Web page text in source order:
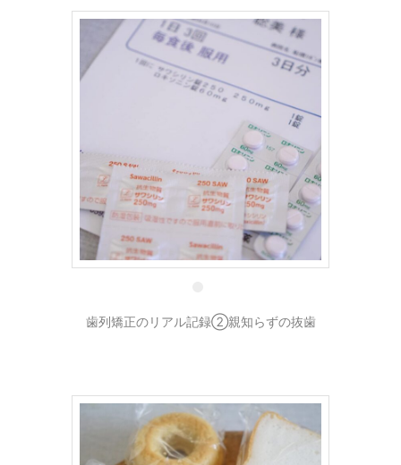
10 4月
歯列矯正のリアル記録②親知らずの抜歯